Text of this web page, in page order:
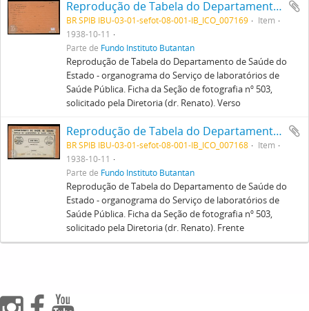
Reprodução de Tabela do Departamento de Saúde do Estado - organograma do Serviço de laboratórios de Saúde Pública. Ficha da Seção de fotografia nº 503, solicitado pela Diretoria (dr. Renato). Verso
BR SPIB IBU-03-01-sefot-08-001-IB_ICO_007169
Item
1938-10-11
Parte de Fundo Instituto Butantan
Reprodução de Tabela do Departamento de Saúde do
Estado - organograma do Serviço de laboratórios de
Saúde Pública. Ficha da Seção de fotografia nº 503,
solicitado pela Diretoria (dr. Renato). Verso
Reprodução de Tabela do Departamento de Saúde do Estado - organograma do Serviço de laboratórios de Saúde Pública. Ficha da Seção de fotografia nº 503, solicitado pela Diretoria (dr. Renato). Frente
BR SPIB IBU-03-01-sefot-08-001-IB_ICO_007168
Item
1938-10-11
Parte de Fundo Instituto Butantan
Reprodução de Tabela do Departamento de Saúde do
Estado - organograma do Serviço de laboratórios de
Saúde Pública. Ficha da Seção de fotografia nº 503,
solicitado pela Diretoria (dr. Renato). Frente